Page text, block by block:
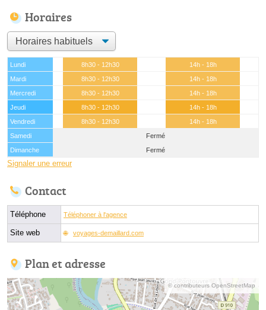
Horaires
Lundi 8h30 - 12h30
14h - 18h
Mardi
8h30 - 12h30
14h - 18h
Mercredi
8h30 - 12h30
14h - 18h
Jeudi
8h30 - 12h30
14h - 18h
Vendredi
8h30 - 12h30
14h - 18h
Samedi
Fermé
Dimanche
Fermé
Signaler une erreur
Contact
Téléphone Téléphoner à l'agence
Site web voyages-demaillard.com
Plan et adresse
© contributeurs OpenStreetMap